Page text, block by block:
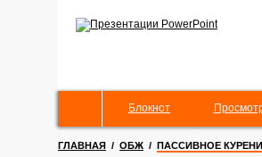
Блокнот
ГЛАВНАЯ / ОБЖ / ПАССИВНОЕ